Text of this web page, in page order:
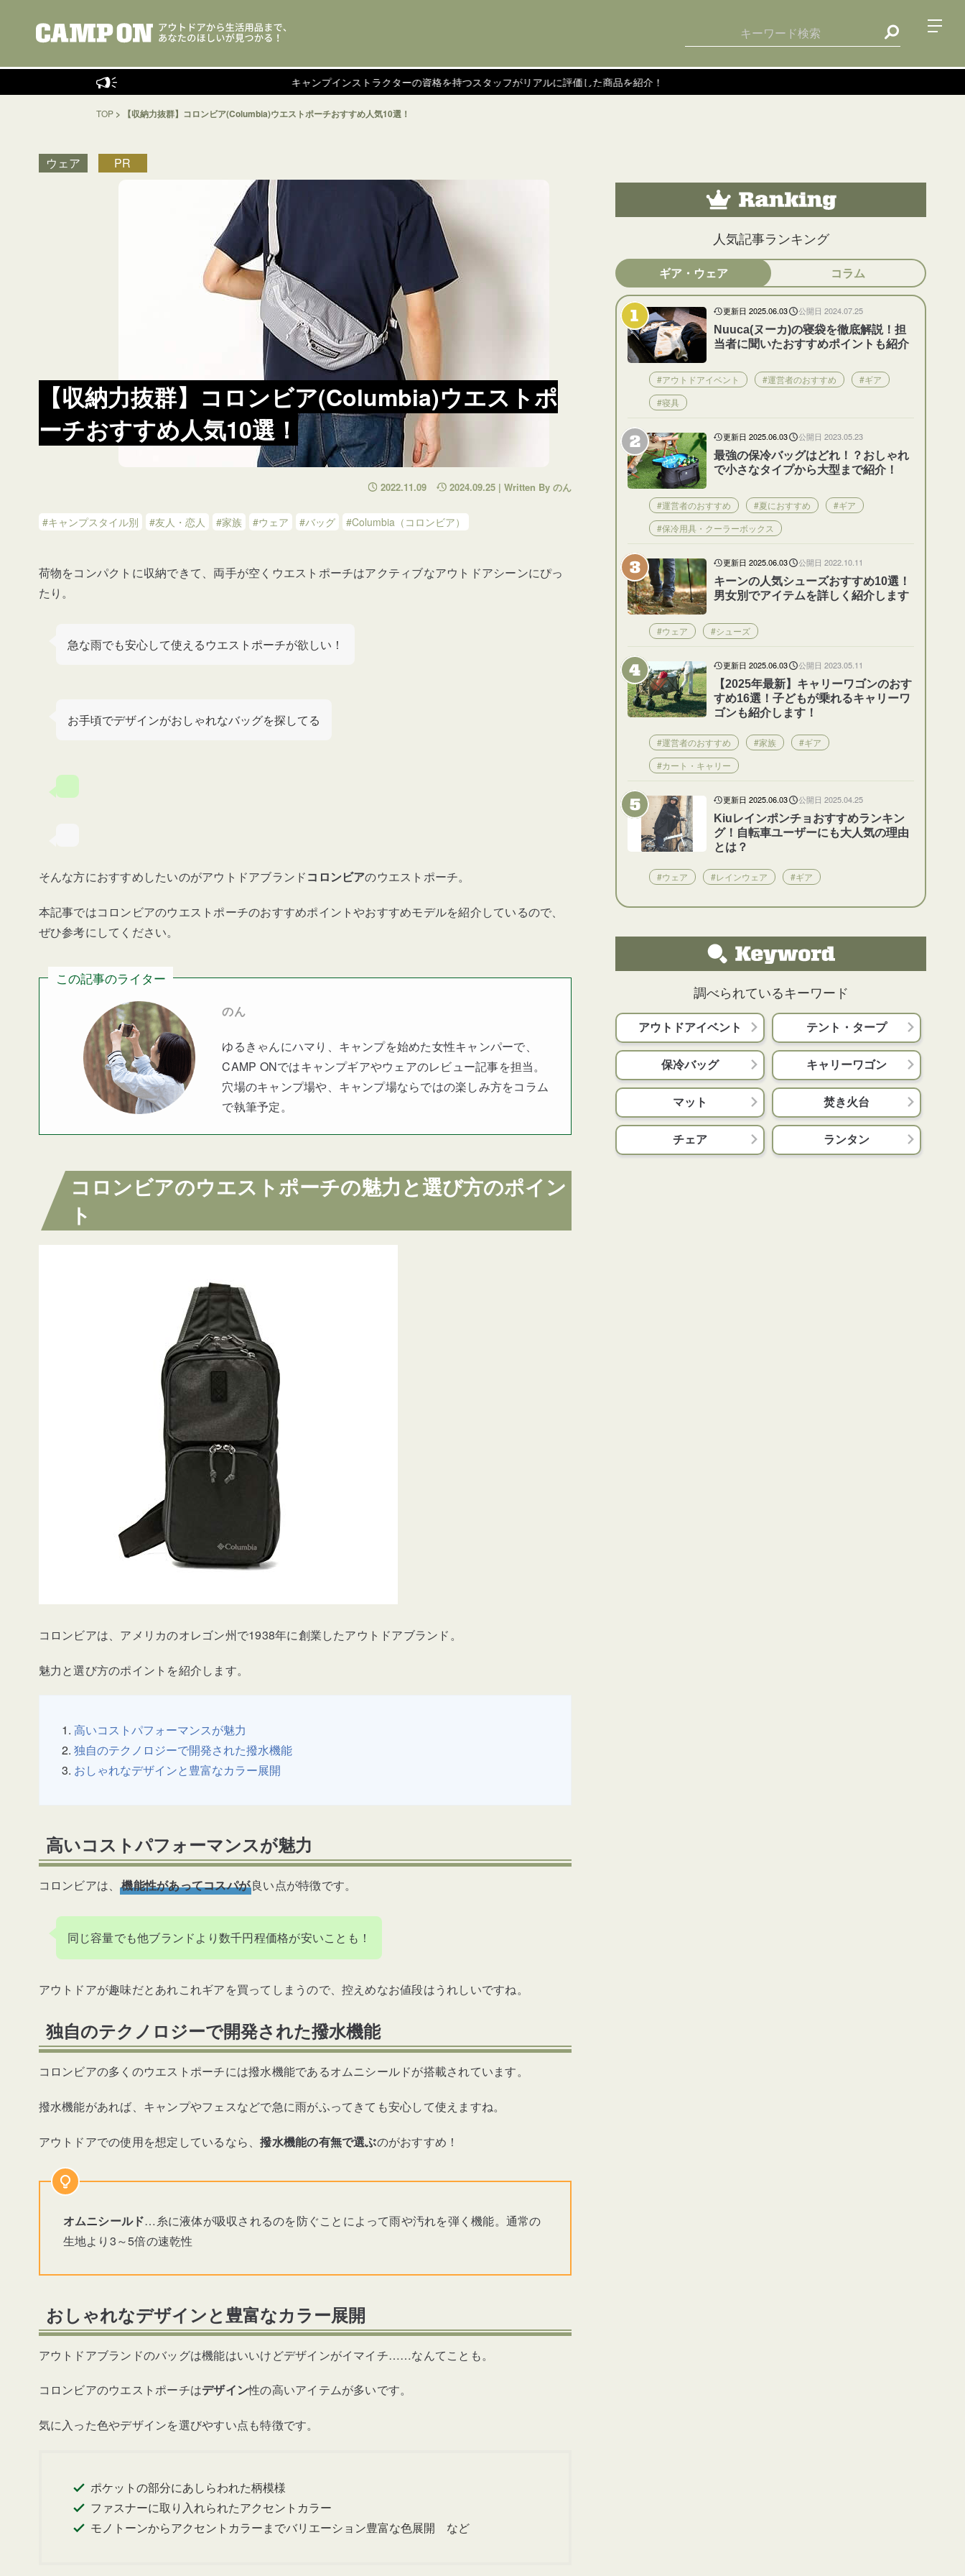
キャンプインストラクターの資格を持つスタッフがリアルに評価した商品を紹介！
TOP > 【収納力抜群】コロンビア(Columbia)ウエストポーチおすすめ人気10選！
ウェア PR
【収納力抜群】コロンビア(Columbia)ウエストポ
ーチおすすめ人気10選！
2022.11.09 2024.09.25 | Written By のん
#キャンプスタイル別 #友人・恋人 #家族 #ウェア #バッグ #Columbia（コロンビア）
荷物をコンパクトに収納できて、両手が空くウエストポーチはアクティブなアウトドアシーンにぴっ
たり。
急な雨でも安心して使えるウエストポーチが欲しい！
お手頃でデザインがおしゃれなバッグを探してる
そんな方におすすめしたいのがアウトドアブランドコロンビアのウエストポーチ。
本記事ではコロンビアのウエストポーチのおすすめポイントやおすすめモデルを紹介しているので、
ぜひ参考にしてください。
この記事のライター
のん
ゆるきゃんにハマり、キャンプを始めた女性キャンパーで、
CAMP ONではキャンプギアやウェアのレビュー記事を担当。
穴場のキャンプ場や、キャンプ場ならではの楽しみ方をコラム
で執筆予定。
コロンビアのウエストポーチの魅力と選び方のポイン
ト
コロンビアは、アメリカのオレゴン州で1938年に創業したアウトドアブランド。
魅力と選び方のポイントを紹介します。
高いコストパフォーマンスが魅力
独自のテクノロジーで開発された撥水機能
おしゃれなデザインと豊富なカラー展開
高いコストパフォーマンスが魅力
コロンビアは、機能性があってコスパが良い点が特徴です。
同じ容量でも他ブランドより数千円程価格が安いことも！
アウトドアが趣味だとあれこれギアを買ってしまうので、控えめなお値段はうれしいですね。
独自のテクノロジーで開発された撥水機能
コロンビアの多くのウエストポーチには撥水機能であるオムニシールドが搭載されています。
撥水機能があれば、キャンプやフェスなどで急に雨がふってきても安心して使えますね。
アウトドアでの使用を想定しているなら、撥水機能の有無で選ぶのがおすすめ！
オムニシールド…糸に液体が吸収されるのを防ぐことによって雨や汚れを弾く機能。通常の
生地より3～5倍の速乾性
おしゃれなデザインと豊富なカラー展開
アウトドアブランドのバッグは機能はいいけどデザインがイマイチ……なんてことも。
コロンビアのウエストポーチはデザイン性の高いアイテムが多いです。
気に入った色やデザインを選びやすい点も特徴です。
ポケットの部分にあしらわれた柄模様
ファスナーに取り入れられたアクセントカラー
モノトーンからアクセントカラーまでバリエーション豊富な色展開 など
人気記事ランキング
ギア・ウェア コラム
更新日 2025.06.03 公開日 2024.07.25
Nuuca(ヌーカ)の寝袋を徹底解説！担
当者に聞いたおすすめポイントも紹介
#アウトドアイベント #運営者のおすすめ
#ギア
#寝具
更新日 2025.06.03 公開日 2023.05.23
最強の保冷バッグはどれ！？おしゃれ
で小さなタイプから大型まで紹介！
#運営者のおすすめ #夏におすすめ
#ギア
#保冷用具・クーラーボックス
更新日 2025.06.03 公開日 2022.10.11
キーンの人気シューズおすすめ10選！
男女別でアイテムを詳しく紹介します
#ウェア #シューズ
更新日 2025.06.03 公開日 2023.05.11
【2025年最新】キャリーワゴンのおす
すめ16選！子どもが乗れるキャリーワ
ゴンも紹介します！
#運営者のおすすめ #家族
#ギア
#カート・キャリー
更新日 2025.06.03 公開日 2025.04.25
Kiuレインポンチョおすすめランキン
グ！自転車ユーザーにも大人気の理由
とは？
#ウェア #レインウェア #ギア
調べられているキーワード
アウトドアイベント テント・タープ
保冷バッグ キャリーワゴン
マット 焚き火台
チェア ランタン